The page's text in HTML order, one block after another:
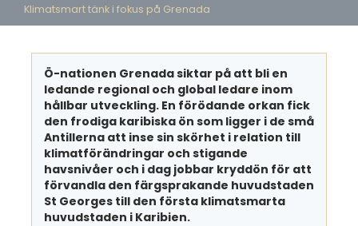
Klimatsmart tänk i fokus på Grenada
Ö-nationen Grenada siktar på att bli en
ledande regional och global ledare inom
hållbar utveckling. En förödande orkan fick
den frodiga karibiska ön som ligger i de små
Antillerna att inse sin skörhet i relation till
klimatförändringar och stigande
havsnivåer och i dag jobbar kryddön för att
förvandla den färgsprakande huvudstaden
St Georges till den första klimatsmarta
huvudstaden i Karibien.